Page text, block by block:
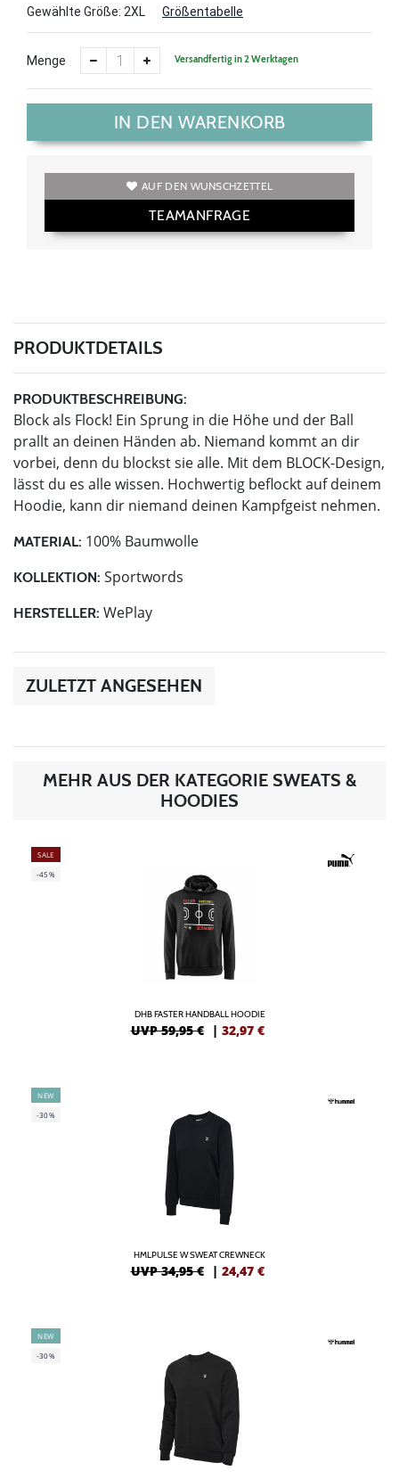
Gewählte Größe: 2XL Größentabelle
Menge Versandfertig in 2 Werktagen
IN DEN WARENKORB
AUF DEN WUNSCHZETTEL
TEAMANFRAGE
PRODUKTDETAILS
PRODUKTBESCHREIBUNG:
Block als Flock! Ein Sprung in die Höhe und der Ball
prallt an deinen Händen ab. Niemand kommt an dir
vorbei, denn du blockst sie alle. Mit dem BLOCK-Design,
lässt du es alle wissen. Hochwertig beflockt auf deinem
Hoodie, kann dir niemand deinen Kampfgeist nehmen.
MATERIAL: 100% Baumwolle
KOLLEKTION: Sportwords
HERSTELLER: WePlay
ZULETZT ANGESEHEN
MEHR AUS DER KATEGORIE SWEATS &
HOODIES
SALE
-45%
DHB FASTER HANDBALL HOODIE
UVP 59,95 € | 32,97 €
NEW
-30%
HMLPULSE W SWEAT CREWNECK
UVP 34,95 € | 24,47 €
NEW
-30%